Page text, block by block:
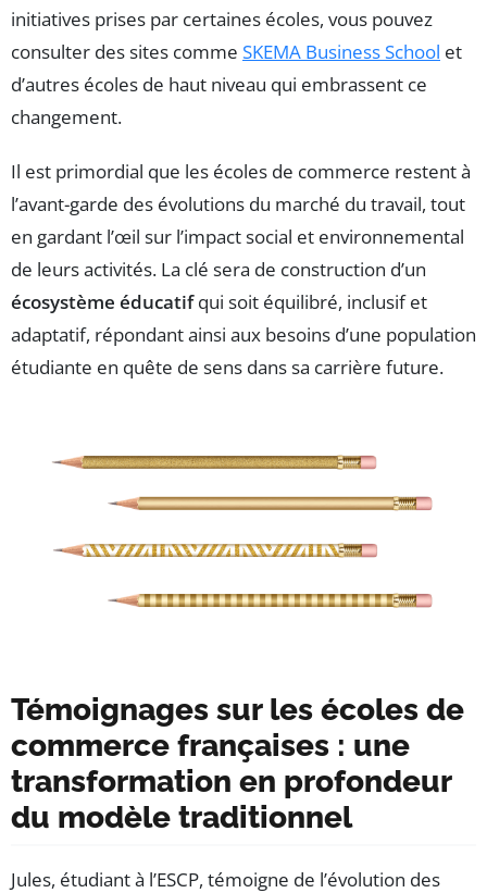
initiatives prises par certaines écoles, vous pouvez
consulter des sites comme SKEMA Business School et
d’autres écoles de haut niveau qui embrassent ce
changement.
Il est primordial que les écoles de commerce restent à
l’avant-garde des évolutions du marché du travail, tout
en gardant l’œil sur l’impact social et environnemental
de leurs activités. La clé sera de construction d’un
écosystème éducatifqui soit équilibré, inclusif et
adaptatif, répondant ainsi aux besoins d’une population
étudiante en quête de sens dans sa carrière future.
Témoignages sur les écoles de
commerce françaises : une
transformation en profondeur
du modèle traditionnel
Jules, étudiant à l’ESCP, témoigne de l’évolution des